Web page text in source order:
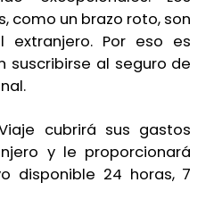
como un brazo roto, son
extranjero. Por eso es
suscribirse al seguro de
cubrirá sus gastos
y le proporcionará
disponible 24 horas, 7